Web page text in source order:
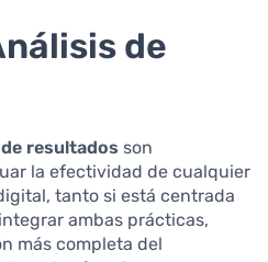
de
resultados son
la efectividad de cualquier
tanto si está centrada
ambas prácticas,
más completa del